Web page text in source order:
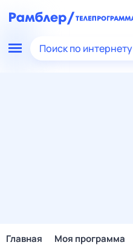
Поиск по интернету
Главная Моя программа